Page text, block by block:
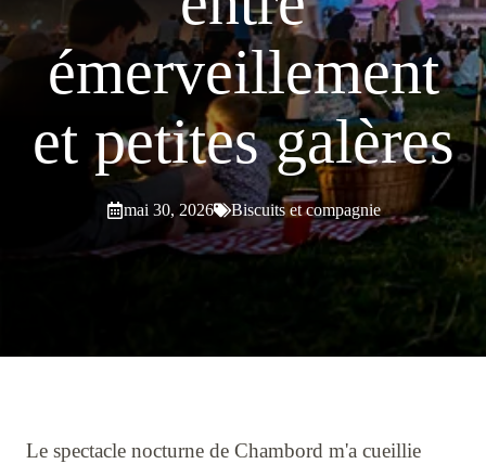
émerveillement
et petites galères
mai 30, 2026 Biscuits et compagnie
Le spectacle nocturne de Chambord m'a cueillie